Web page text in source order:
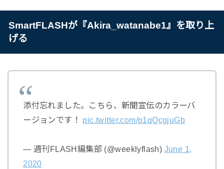
SmartFLASHが『Akira_watanabe1』を取り上
げる
添付忘れました。こちら、新聞宣伝のカラーバ
ージョンです！ pic.twitter.com/p1qQcgjuGb
— 週刊FLASH編集部 (@weeklyflash) June 1,
2020